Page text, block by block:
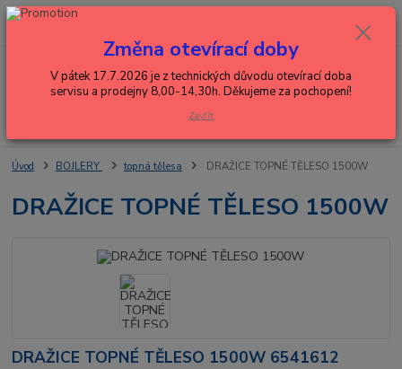
Menu
+420 602 288 130
0,00 Kč
Úvod BOJLERY topná tělesa DRAŽICE TOPNÉ TĚLESO 1500W
DRAŽICE TOPNÉ TĚLESO 1500W
DRAŽICE TOPNÉ TĚLESO 1500W 6541612
Změna otevírací doby
V pátek 17.7.2026 je z technických důvodu otevírací doba
servisu a prodejny 8,00-14,30h. Děkujeme za pochopení!
Zavřít